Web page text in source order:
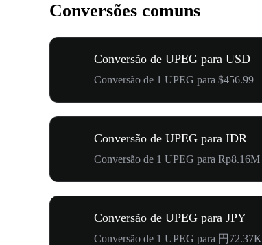
Conversões comuns
Conversão de UPEG para USD
Conversão de 1 UPEG para $456.99
Conversão de UPEG para IDR
Conversão de 1 UPEG para Rp8.16M
Conversão de UPEG para JPY
Conversão de 1 UPEG para 円72.37K